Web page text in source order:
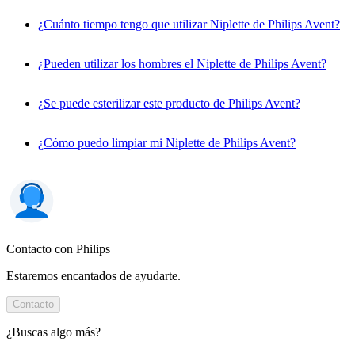
¿Cuánto tiempo tengo que utilizar Niplette de Philips Avent?
¿Pueden utilizar los hombres el Niplette de Philips Avent?
¿Se puede esterilizar este producto de Philips Avent?
¿Cómo puedo limpiar mi Niplette de Philips Avent?
Contacto con Philips
Estaremos encantados de ayudarte.
Contacto
¿Buscas algo más?